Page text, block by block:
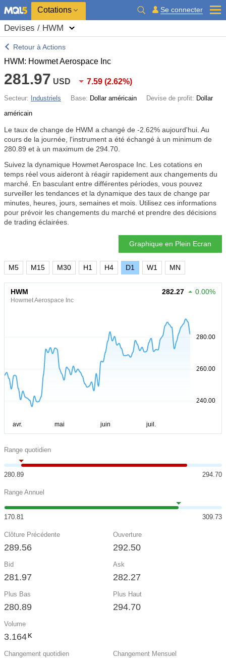
Cotations Se connecter
Devises / HWM
Retour à Actions
HWM: Howmet Aerospace Inc
281.97 USD 7.59 (2.62%)
Secteur: Industriels Base: Dollar américain Devise de profit: Dollar
américain
Le taux de change de HWM a changé de -2.62% aujourd'hui. Au
cours de la journée, l'instrument a été échangé à un minimum de
280.89 et à un maximum de 294.70.
Suivez la dynamique Howmet Aerospace Inc. Les cotations en
temps réel vous aideront à réagir rapidement aux changements du
marché. En basculant entre différentes périodes, vous pouvez
surveiller les tendances et la dynamique des taux de change par
minutes, heures, jours, semaines et mois. Utilisez ces informations
pour prévoir les changements du marché et prendre des décisions
de trading éclairées.
Graphique en Plein Ecran
M5 M15 M30 H1 H4 D1 W1 MN
HWM
Howmet Aerospace Inc
282.27 0.00%
Range quotidien
280.89 294.70
Range Annuel
170.81 309.73
Clôture Précédente
289.56
Ouverture
292.50
Bid
281.97
Ask
282.27
Plus Bas
280.89
Plus Haut
294.70
Volume
3.164 K
Changement quotidien Changement Mensuel